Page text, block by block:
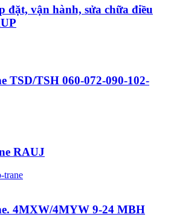
đặt, vận hành, sửa chữa điều
TSD/TSH 060-072-090-102-
RAUJ
4MXW/4MYW 9-24 MBH